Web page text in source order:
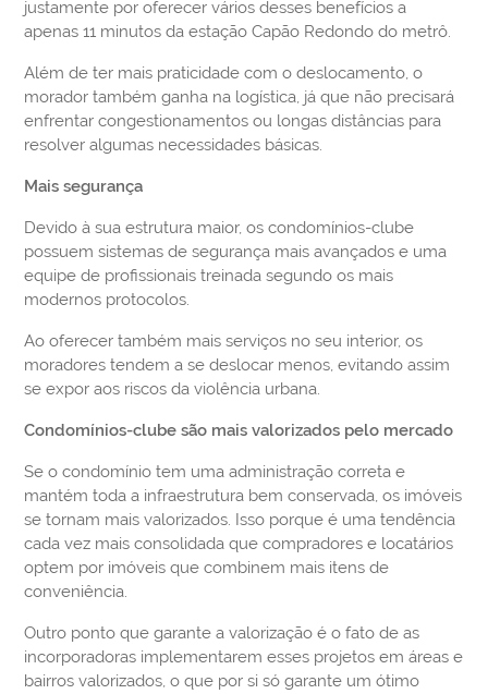
justamente por oferecer vários desses benefícios a
apenas 11 minutos da estação Capão Redondo do metrô.
Além de ter mais praticidade com o deslocamento, o
morador também ganha na logística, já que não precisará
enfrentar congestionamentos ou longas distâncias para
resolver algumas necessidades básicas.
Mais segurança
Devido à sua estrutura maior, os condomínios-clube
possuem sistemas de segurança mais avançados e uma
equipe de profissionais treinada segundo os mais
modernos protocolos.
Ao oferecer também mais serviços no seu interior, os
moradores tendem a se deslocar menos, evitando assim
se expor aos riscos da violência urbana.
Condomínios-clube são mais valorizados pelo mercado
Se o condomínio tem uma administração correta e
mantém toda a infraestrutura bem conservada, os imóveis
se tornam mais valorizados. Isso porque é uma tendência
cada vez mais consolidada que compradores e locatários
optem por imóveis que combinem mais itens de
conveniência.
Outro ponto que garante a valorização é o fato de as
incorporadoras implementarem esses projetos em áreas e
bairros valorizados, o que por si só garante um ótimo